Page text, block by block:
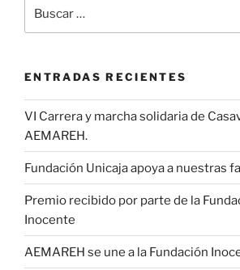
por:
ENTRADAS RECIENTES
VI Carrera y marcha solidaria de
AEMAREH.
Fundación Unicaja apoya a nuestras
Premio recibido por parte de la
Inocente
AEMAREH se une a la Fundación